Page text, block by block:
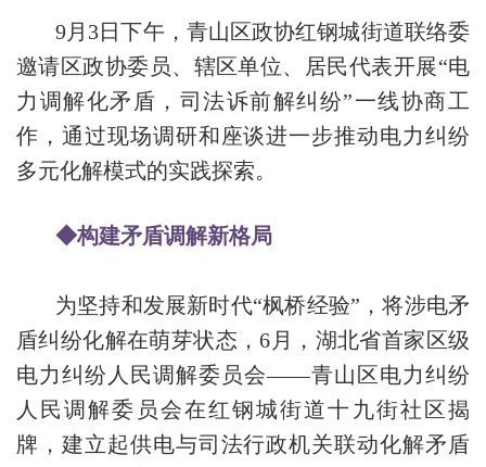
9月3日下午，青山区政协红钢城街道联络委
邀请区政协委员、辖区单位、居民代表开展“电
力调解化矛盾，司法诉前解纠纷”一线协商工
作，通过现场调研和座谈进一步推动电力纠纷
多元化解模式的实践探索。
◆构建矛盾调解新格局
为坚持和发展新时代“枫桥经验”，将涉电矛
盾纠纷化解在萌芽状态，6月，湖北省首家区级
电力纠纷人民调解委员会——青山区电力纠纷
人民调解委员会在红钢城街道十九街社区揭
牌，建立起供电与司法行政机关联动化解矛盾